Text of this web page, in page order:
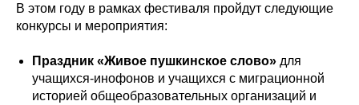
В этом году в рамках фестиваля пройдут следующие
конкурсы и мероприятия:
Праздник «Живое пушкинское слово» для
учащихся-инофонов и учащихся с миграционной
историей общеобразовательных организаций и